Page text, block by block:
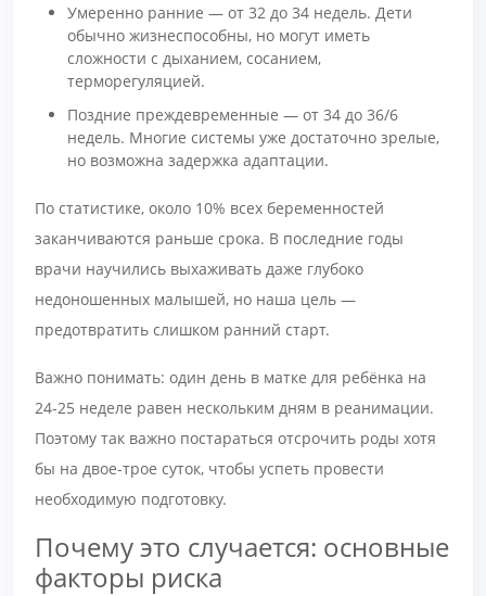
Умеренно ранние — от 32 до 34 недель. Дети
обычно жизнеспособны, но могут иметь
сложности с дыханием, сосанием,
терморегуляцией.
Поздние преждевременные — от 34 до 36/6
недель. Многие системы уже достаточно зрелые,
но возможна задержка адаптации.
По статистике, около 10% всех беременностей
заканчиваются раньше срока. В последние годы
врачи научились выхаживать даже глубоко
недоношенных малышей, но наша цель —
предотвратить слишком ранний старт.
Важно понимать: один день в матке для ребёнка на
24-25 неделе равен нескольким дням в реанимации.
Поэтому так важно постараться отсрочить роды хотя
бы на двое-трое суток, чтобы успеть провести
необходимую подготовку.
Почему это случается: основные
факторы риска